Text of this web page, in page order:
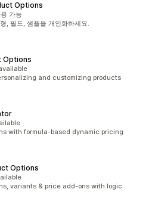
Options
가능
, 필드, 샘플을 개인화하세요.
Options
and customizing products
with formula-based dynamic pricing
Options
variants & price add-ons with logic